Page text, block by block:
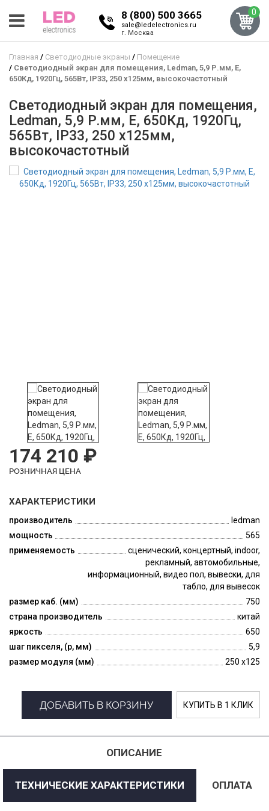
8 (800) 500 3665
sale@ledelectronics.ru
г. Москва
0
Главная Светодиодные экраны
Помещение
Светодиодный экран для помещения, Ledman, 5,9 Р.мм, E,
650Кд, 1920Гц, 565Вт, IP33, 250 x125мм, высокочастотный
Светодиодный экран для помещения,
Ledman, 5,9 Р.мм, E, 650Кд, 1920Гц,
565Вт, IP33, 250 x125мм,
высокочастотный
174 210 ₽
РОЗНИЧНАЯ ЦЕНА
ХАРАКТЕРИСТИКИ
производитель
ledman
мощность
565
применяемость
сценический, концертный, indoor,
рекламный, автомобильные,
информационный, видео пол, вывески, для
табло, для вывесок
размер каб. (мм)
750
страна производитель
китай
яркость
650
шаг пикселя, (p, мм)
5,9
размер модуля (мм)
250 x125
ДОБАВИТЬ В КОРЗИНУ КУПИТЬ В 1 КЛИК
ОПИСАНИЕ
ТЕХНИЧЕСКИЕ ХАРАКТЕРИСТИКИ ОПЛАТА